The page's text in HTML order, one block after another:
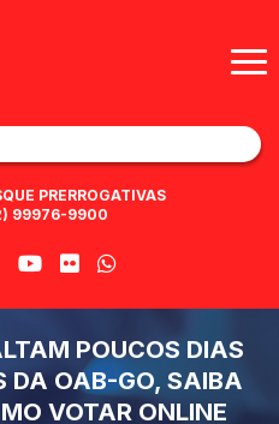
PRERROGATIVAS
99976-9900
POUCOS DIAS
DA OAB-GO, SAIBA
VOTAR ONLINE